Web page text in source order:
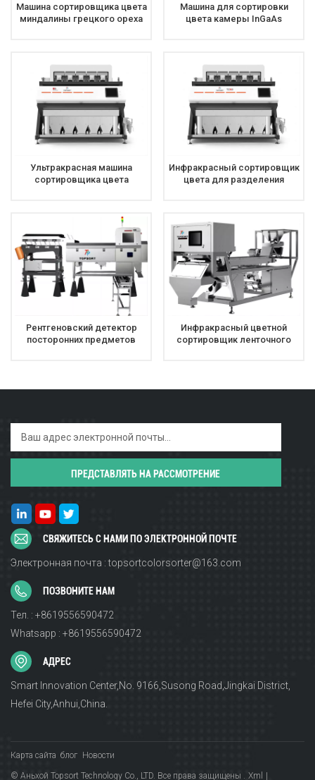
Машина сортировщика цвета
миндалины грецкого ореха
Машина для сортировки
цвета камеры InGaAs
миндаля
Ультракрасная машина
сортировщика цвета
Инфракрасный сортировщик
цвета для разделения
Рентгеновский детектор
посторонних предметов
Инфракрасный цветной
сортировщик ленточного
СВЯЖИТЕСЬ С НАМИ ПО ЭЛЕКТРОННОЙ ПОЧТЕ
Электронная почта : topsortcolorsorter@163.com
ПОЗВОНИТЕ НАМ
Тел. : +8619556590472
Whatsapp : +8619556590472
АДРЕС
Smart Innovation Center,No. 9166,Susong Road,Jingkai District,
Hefei City,Anhui,China.
Карта сайта блог Новости
© Аньхой Topsort Technology Co., LTD. Все права защищены . Xml